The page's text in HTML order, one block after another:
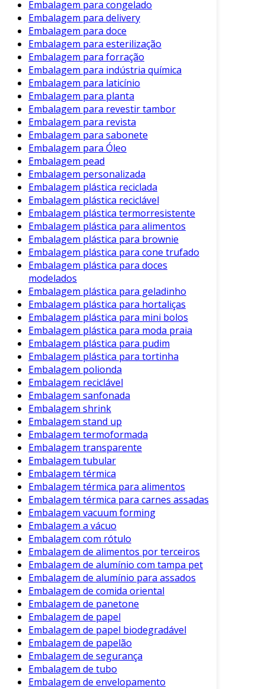
em um panorama industrial que valoriza cada
vez mais a responsabilidade social e ambiental.
Portanto, a adesão à reciclagem de embalagens
não deve ser vista como um custo adicional,
mas sim como um investimento essencial para
o futuro do seu negócio. Ao promover a
sustentabilidade, sua empresa não apenas
preserva o meio ambiente, mas também se
posiciona como um líder de mercado que
prioriza práticas responsáveis e inovadoras.
Se a sua empresa busca maneiras de otimizar
processos, aumentar a eficiência e contribuir
para um mundo mais sustentável, é o momento
de considerar a reciclagem de embalagens.
Entre em contato com o time de parceiros do
Soluções Industriais e solicite uma cotação! A
transformação do seu negócio começa com um
passo consciente para a sustentabilidade.
Embalagem para congelado
Embalagem para delivery
Embalagem para doce
Embalagem para esterilização
Embalagem para forração
Embalagem para indústria química
Embalagem para laticínio
Embalagem para planta
Embalagem para revestir tambor
Embalagem para revista
Embalagem para sabonete
Embalagem para Óleo
Embalagem pead
Embalagem personalizada
Embalagem plástica reciclada
Embalagem plástica reciclável
Embalagem plástica termorresistente
Embalagem plástica para alimentos
Embalagem plástica para brownie
Embalagem plástica para cone trufado
Embalagem plástica para doces
modelados
Embalagem plástica para geladinho
Embalagem plástica para hortaliças
Embalagem plástica para mini bolos
Embalagem plástica para moda praia
Embalagem plástica para pudim
Embalagem plástica para tortinha
Embalagem polionda
Embalagem reciclável
Embalagem sanfonada
Embalagem shrink
Embalagem stand up
Embalagem termoformada
Embalagem transparente
Embalagem tubular
Embalagem térmica
Embalagem térmica para alimentos
Embalagem térmica para carnes assadas
Embalagem vacuum forming
Embalagem a vácuo
Embalagem com rótulo
Embalagem de alimentos por terceiros
Embalagem de alumínio com tampa pet
Embalagem de alumínio para assados
Embalagem de comida oriental
Embalagem de panetone
Embalagem de papel
Embalagem de papel biodegradável
Embalagem de papelão
Embalagem de segurança
Embalagem de tubo
Embalagem de envelopamento